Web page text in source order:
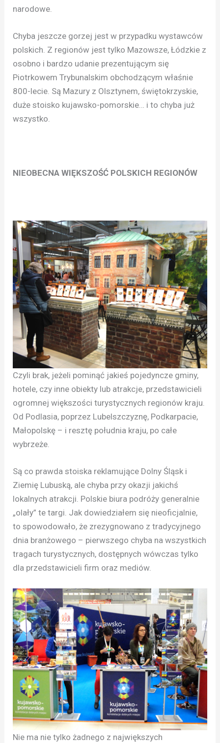
narodowe.
Chyba jeszcze gorzej jest w przypadku wystawców
polskich. Z regionów jest tylko Mazowsze, Łódzkie z
osobno i bardzo udanie prezentującym się
Piotrkowem Trybunalskim obchodzącym właśnie
800-lecie. Są Mazury z Olsztynem, świętokrzyskie,
duże stoisko kujawsko-pomorskie… i to chyba już
wszystko.
NIEOBECNA WIĘKSZOŚĆ POLSKICH REGIONÓW
Czyli brak, jeżeli pominąć jakieś pojedyncze gminy,
hotele, czy inne obiekty lub atrakcje, przedstawicieli
ogromnej większości turystycznych regionów kraju.
Od Podlasia, poprzez Lubelszczyznę, Podkarpacie,
Małopolskę – i resztę południa kraju, po całe
wybrzeże.
Są co prawda stoiska reklamujące Dolny Śląsk i
Ziemię Lubuską, ale chyba przy okazji jakichś
lokalnych atrakcji. Polskie biura podróży generalnie
„olały” te targi. Jak dowiedziałem się nieoficjalnie,
to spowodowało, że zrezygnowano z tradycyjnego
dnia branżowego – pierwszego chyba na wszystkich
tragach turystycznych, dostępnych wówczas tylko
dla przedstawicieli firm oraz mediów.
Nie ma nie tylko żadnego z największych